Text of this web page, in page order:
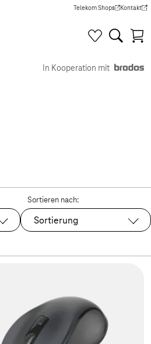
Telekom Shops
(Wird in einem neuen Tab
Kontakt
(Wird in
In Kooperation mit
Sortieren nach:
Sortierung